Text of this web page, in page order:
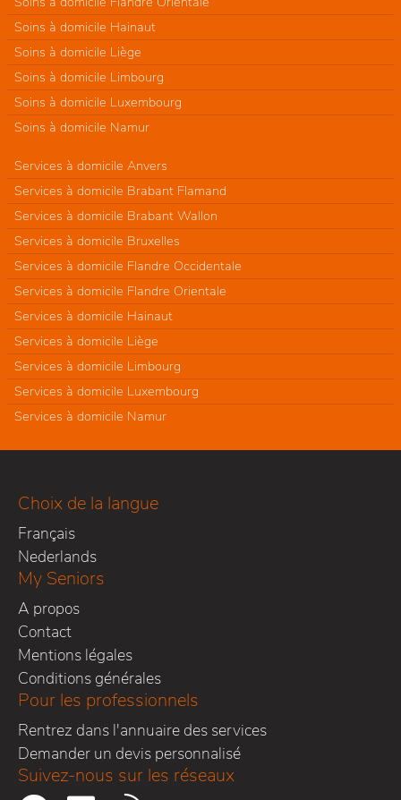
Soins à domicile Hainaut
Soins à domicile Liège
Soins à domicile Limbourg
Soins à domicile Luxembourg
Soins à domicile Namur
Services à domicile Anvers
Services à domicile Brabant Flamand
Services à domicile Brabant Wallon
Services à domicile Bruxelles
Services à domicile Flandre Occidentale
Services à domicile Flandre Orientale
Services à domicile Hainaut
Services à domicile Liège
Services à domicile Limbourg
Services à domicile Luxembourg
Services à domicile Namur
Choix de la langue
Français
Nederlands
My Seniors
A propos
Contact
Mentions légales
Conditions générales
Pour les professionnels
Rentrez dans l'annuaire des services
Demander un devis personnalisé
Suivez-nous sur les réseaux